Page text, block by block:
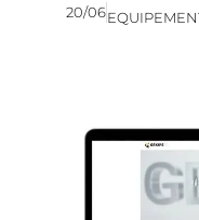
20/06